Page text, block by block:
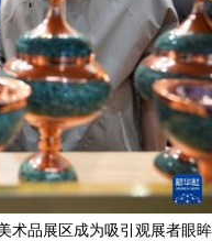
术品展区成为吸引观展者眼眸